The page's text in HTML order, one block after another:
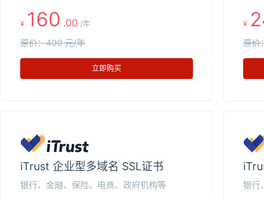
¥ 160 .00 /年
原价：400 元/年
立即购买
¥
原价
iTrust 企业型多域名 SSL证书
银行、金融、保险、电商、政府机构等 银行